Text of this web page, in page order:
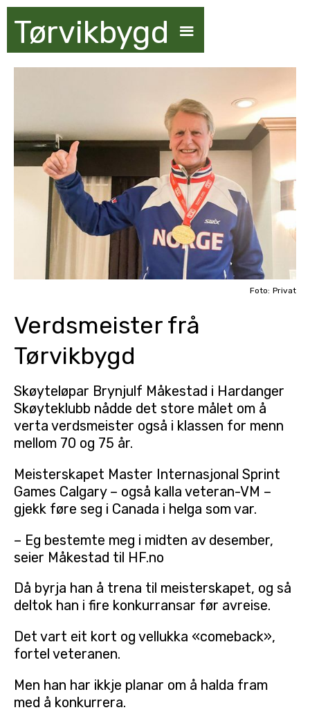
Tørvikbygd
Foto: Privat
Verdsmeister frå
Tørvikbygd
Skøyteløpar Brynjulf Måkestad i Hardanger
Skøyteklubb nådde det store målet om å
verta verdsmeister også i klassen for menn
mellom 70 og 75 år.
Meisterskapet Master Internasjonal Sprint
Games Calgary – også kalla veteran-VM –
gjekk føre seg i Canada i helga som var.
– Eg bestemte meg i midten av desember,
seier Måkestad til HF.no
Då byrja han å trena til meisterskapet, og så
deltok han i fire konkurransar før avreise.
Det vart eit kort og vellukka «comeback»,
fortel veteranen.
Men han har ikkje planar om å halda fram
med å konkurrera.